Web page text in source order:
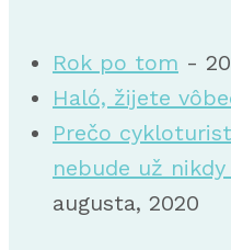
Rok po tom -
Haló, žijete
Prečo
nebude už
augusta, 2020